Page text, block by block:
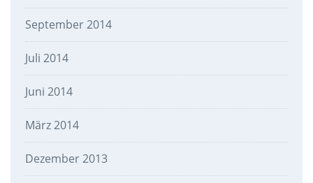
September 2014
Juli 2014
Juni 2014
März 2014
Dezember 2013